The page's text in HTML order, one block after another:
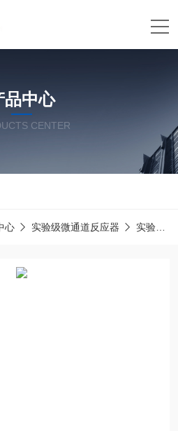
品中心
CENTER
心 实验级微通道反应器 实验级微通道反应器系统